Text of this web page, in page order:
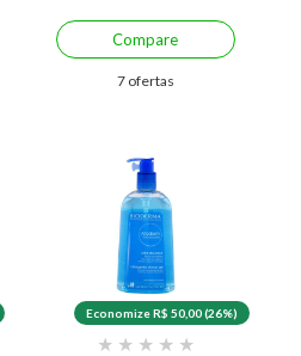
Compare
7 ofertas
Economize R$ 50,00 (26%)
★ ★ ★ ★ ★